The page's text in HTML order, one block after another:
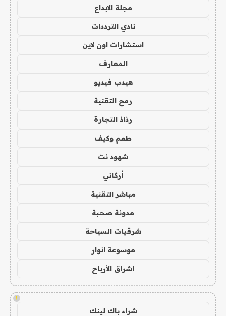
مجلة الابداع
نادي الترددات
استشارات اون لاين
المعارف
هيدب فيديو
رمح التقنية
رذاذ التجارة
طعم وكيف
شهود نت
أركاني
مباشر التقنية
مدونة صحبة
شرقيات السياحة
موسوعة انوار
اشراق الأرباح
!
شراء باك لينك